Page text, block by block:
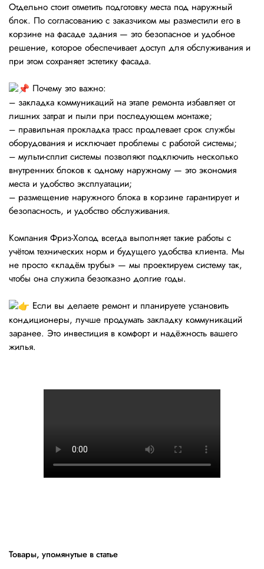
Отдельно стоит отметить подготовку места под наружный
блок. По согласованию с заказчиком мы разместили его в
корзине на фасаде здания — это безопасное и удобное
решение, которое обеспечивает доступ для обслуживания и
при этом сохраняет эстетику фасада.
Почему это важно:
– закладка коммуникаций на этапе ремонта избавляет от
лишних затрат и пыли при последующем монтаже;
– правильная прокладка трасс продлевает срок службы
оборудования и исключает проблемы с работой системы;
– мульти-сплит системы позволяют подключить несколько
внутренних блоков к одному наружному — это экономия
места и удобство эксплуатации;
– размещение наружного блока в корзине гарантирует и
безопасность, и удобство обслуживания.
Компания Фриз-Холод всегда выполняет такие работы с
учётом технических норм и будущего удобства клиента. Мы
не просто «кладём трубы» — мы проектируем систему так,
чтобы она служила безотказно долгие годы.
Если вы делаете ремонт и планируете установить
кондиционеры, лучше продумать закладку коммуникаций
заранее. Это инвестиция в комфорт и надёжность вашего
жилья.
Товары, упомянутые в статье